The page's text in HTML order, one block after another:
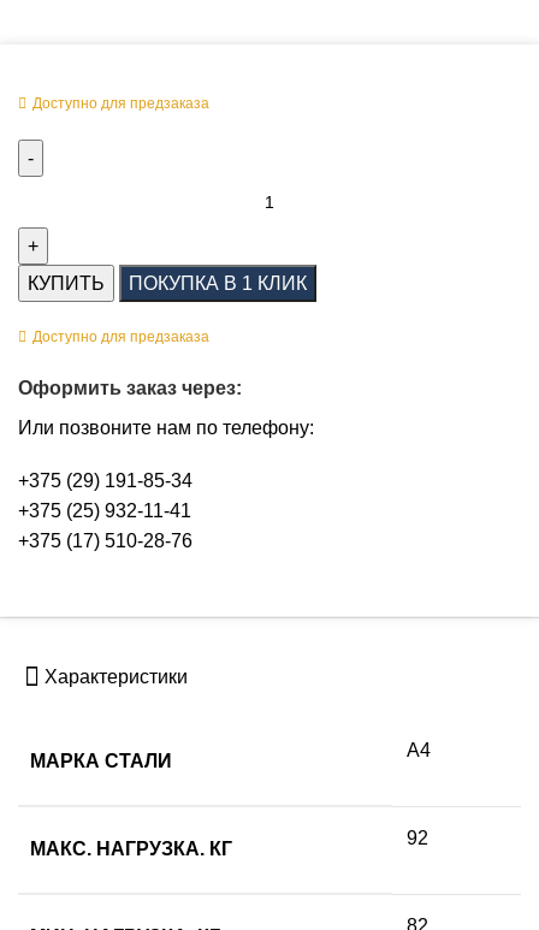
Доступно для предзаказа
КУПИТЬ ПОКУПКА В 1 КЛИК
Доступно для предзаказа
Оформить заказ через:
Или позвоните нам по телефону:
+375 (29) 191-85-34
+375 (25) 932-11-41
+375 (17) 510-28-76
Характеристики
МАРКА СТАЛИ
А4
МАКС. НАГРУЗКА. КГ
92
82